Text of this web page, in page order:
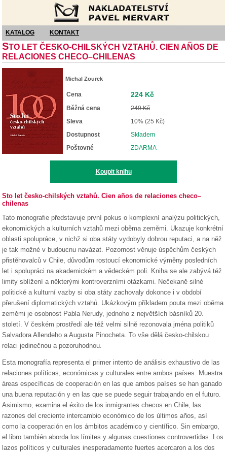
KATALOG KONTAKT
STO LET ČESKO-CHILSKÝCH VZTAHŮ. CIEN AÑOS DE
RELACIONES CHECO–CHILENAS
Michal Zourek
Cena 224 Kč
Běžná cena
249 Kč
Sleva
10% (25 Kč)
Dostupnost
Skladem
Poštovné
ZDARMA
Koupit knihu
Sto let česko-chilských vztahů. Cien años de relaciones checo–
chilenas
Tato monografie představuje první pokus o komplexní analýzu politických,
ekonomických a kulturních vztahů mezi oběma zeměmi. Ukazuje konkrétní
oblasti spolupráce, v nichž si oba státy vydobyly dobrou reputaci, a na něž
je tak možné v budoucnu navázat. Pozornost věnuje úspěchům českých
přistěhovalců v Chile, důvodům rostoucí ekonomické výměny posledních
let i spolupráci na akademickém a vědeckém poli. Kniha se ale zabývá též
limity sblížení a některými kontroverzními otázkami. Nečekaně silné
politické a kulturní vazby si oba státy zachovaly dokonce i v období
přerušení diplomatických vztahů. Ukázkovým příkladem pouta mezi oběma
zeměmi je osobnost Pabla Nerudy, jednoho z největších básníků 20.
století. V českém prostředí ale též velmi silně rezonovala jména politiků
Salvadora Allendeho a Augusta Pinocheta. To vše dělá česko-chilskou
relaci jedinečnou a pozoruhodnou.
Esta monografía representa el primer intento de análisis exhaustivo de las
relaciones políticas, económicas y culturales entre ambos países. Muestra
áreas específicas de cooperación en las que ambos países se han ganado
una buena reputación y en las que se puede seguir trabajando en el futuro.
Asimismo, examina el éxito de los inmigrantes checos en Chile, las
razones del creciente intercambio económico de los últimos años, así
como la cooperación en los ámbitos académico y científico. Sin embargo,
el libro también aborda los límites y algunas cuestiones controvertidas. Los
lazos políticos y culturales inesperadamente fuertes acercaron a los dos